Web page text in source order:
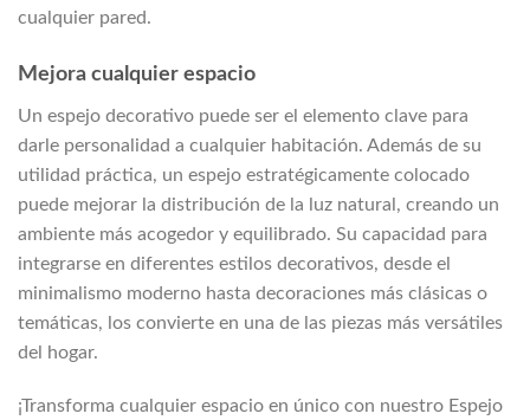
cualquier pared.
Mejora cualquier espacio
Un espejo decorativo puede ser el elemento clave para
darle personalidad a cualquier habitación. Además de su
utilidad práctica, un espejo estratégicamente colocado
puede mejorar la distribución de la luz natural, creando un
ambiente más acogedor y equilibrado. Su capacidad para
integrarse en diferentes estilos decorativos, desde el
minimalismo moderno hasta decoraciones más clásicas o
temáticas, los convierte en una de las piezas más versátiles
del hogar.
¡Transforma cualquier espacio en único con nuestro Espejo